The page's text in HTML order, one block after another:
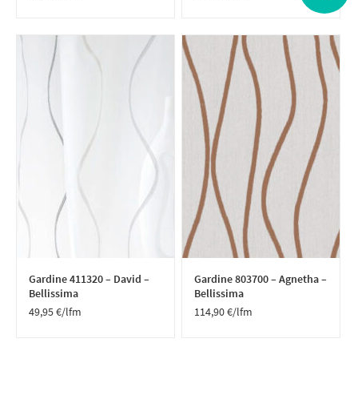
Gardine 411320 – David –
Bellissima
49,95€/lfm
Gardine 803700 – Agnetha –
Bellissima
114,90€/lfm